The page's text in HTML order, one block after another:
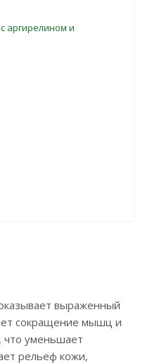
аргирелином и
выраженный
сокращение мышц и
что уменьшает
рельеф кожи,